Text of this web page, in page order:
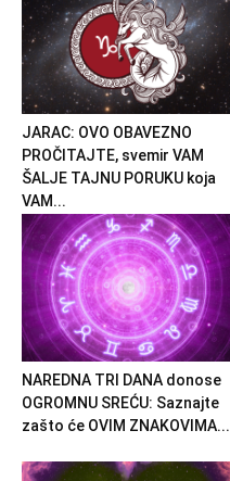
JARAC: OVO OBAVEZNO
PROČITAJTE, svemir VAM
ŠALJE TAJNU PORUKU koja
VAM...
NAREDNA TRI DANA donose
OGROMNU SREĆU: Saznajte
zašto će OVIM ZNAKOVIMA...